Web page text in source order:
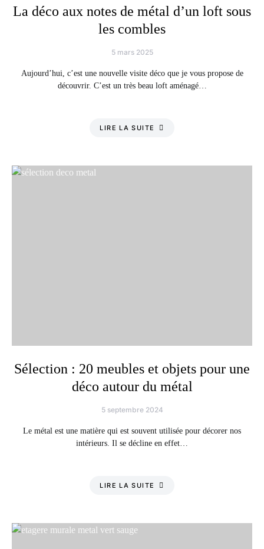
La déco aux notes de métal d’un loft sous
les combles
5 mars 2025
Aujourd’hui, c’est une nouvelle visite déco que je vous propose de
découvrir. C’est un très beau loft aménagé…
LIRE LA SUITE
Sélection : 20 meubles et objets pour une
déco autour du métal
5 septembre 2024
Le métal est une matière qui est souvent utilisée pour décorer nos
intérieurs. Il se décline en effet…
LIRE LA SUITE